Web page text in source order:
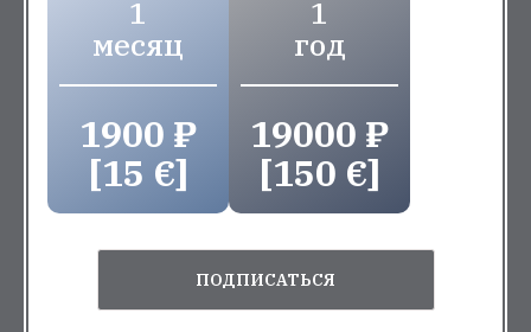
1
месяц
1900 ₽
[15 €]
1
год
19000 ₽
[150 €]
ПОДПИСАТЬСЯ